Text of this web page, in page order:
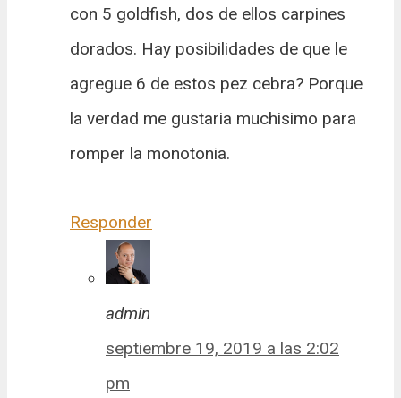
con 5 goldfish, dos de ellos carpines
dorados. Hay posibilidades de que le
agregue 6 de estos pez cebra? Porque
la verdad me gustaria muchisimo para
romper la monotonia.
Responder
admin
septiembre 19, 2019 a las 2:02
pm